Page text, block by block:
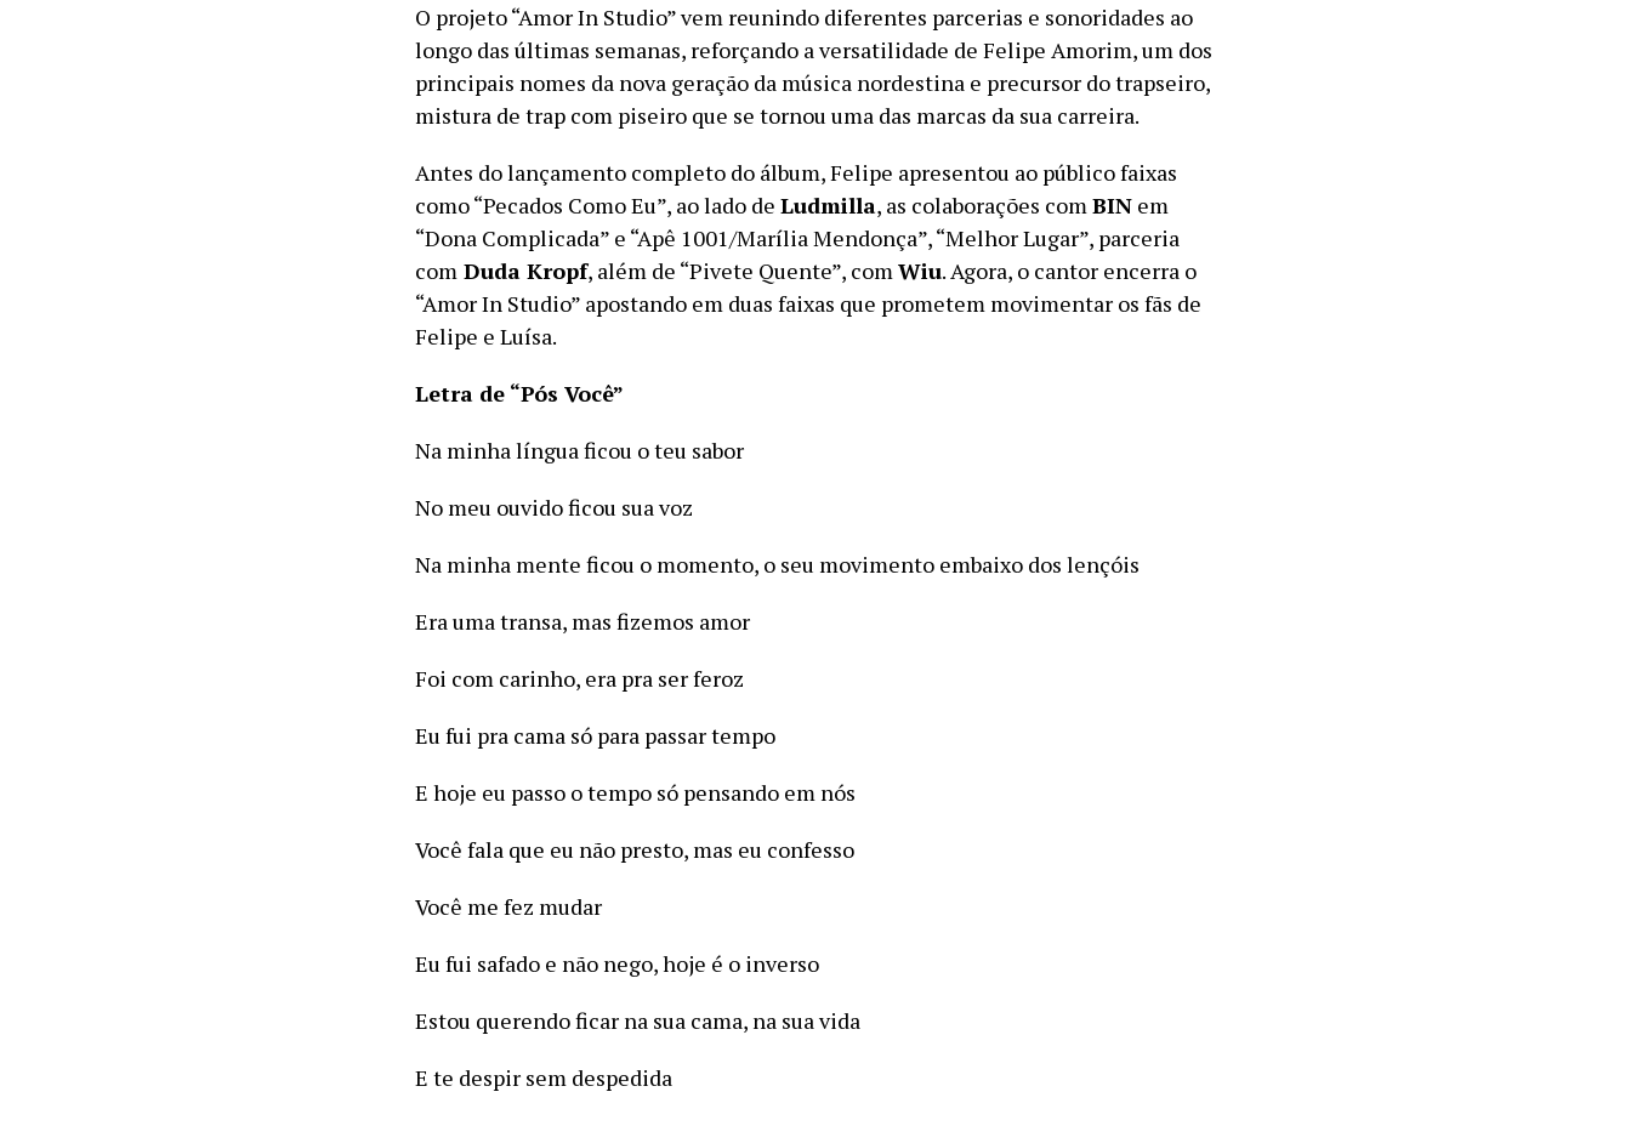
O projeto “Amor In Studio” vem reunindo diferentes parcerias e sonoridades ao
longo das últimas semanas, reforçando a versatilidade de Felipe Amorim, um dos
principais nomes da nova geração da música nordestina e precursor do trapseiro,
mistura de trap com piseiro que se tornou uma das marcas da sua carreira.
Antes do lançamento completo do álbum, Felipe apresentou ao público faixas
como “Pecados Como Eu”, ao lado de Ludmilla, as colaborações comBIN em
“Dona Complicada” e “Apê 1001/Marília Mendonça”, “Melhor Lugar”, parceria
com Duda Kropf, além de “Pivete Quente”, comWiu. Agora, o cantor encerra o
“Amor In Studio” apostando em duas faixas que prometem movimentar os fãs de
Felipe e Luísa.
Letra de “Pós Você”
Na minha língua ficou o teu sabor
No meu ouvido ficou sua voz
Na minha mente ficou o momento, o seu movimento embaixo dos lençóis
Era uma transa, mas fizemos amor
Foi com carinho, era pra ser feroz
Eu fui pra cama só para passar tempo
E hoje eu passo o tempo só pensando em nós
Você fala que eu não presto, mas eu confesso
Você me fez mudar
Eu fui safado e não nego, hoje é o inverso
Estou querendo ficar na sua cama, na sua vida
E te despir sem despedida